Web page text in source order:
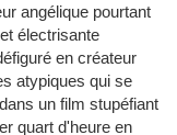
angélique pourtant
électrisante
en créateur
atypiques qui se
un film stupéfiant
quart d'heure en